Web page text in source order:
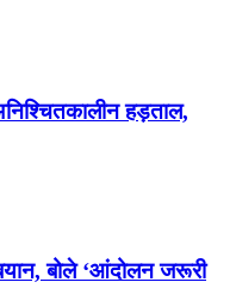
हड़ताल,
बोले ‘आंदोलन जरूरी